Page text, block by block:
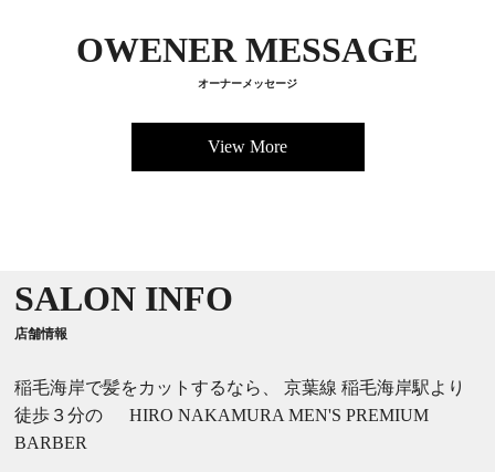
OWENER MESSAGE
オーナーメッセージ
View More
SALON INFO
店舗情報
稲毛海岸で髪をカットするなら、 京葉線 稲毛海岸駅より
徒歩３分の HIRO NAKAMURA MEN'S PREMIUM
BARBER